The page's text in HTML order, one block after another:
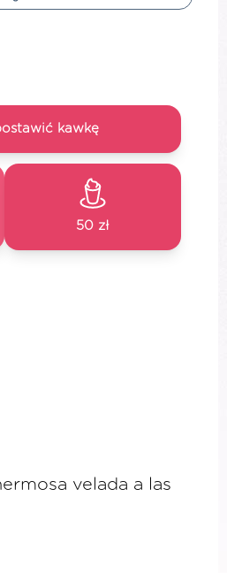
kawkę
50 zł
velada a las